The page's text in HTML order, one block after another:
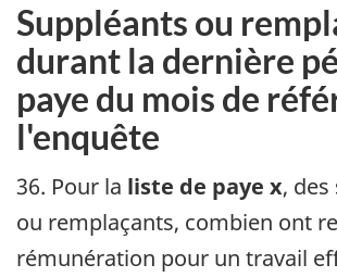
Suppléants ou
durant la dernière
paye du mois de
l'enquête
36. Pour la liste de paye x,
ou remplaçants, combien ont
rémunération pour un travail